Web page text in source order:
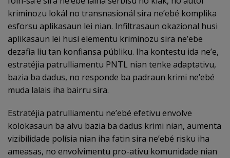
kriminozu lokál no transnasionál sira ne’ebé komplika
esforsu aplikasaun lei nian. Infiltrasaun okazional husi
aplikasaun lei husi elementu kriminozu sira ne’ebe
dezafia liu tan konfiansa públiku. Iha kontestu ida ne’e,
estratéjia patrulliamentu PNTL nian tenke adaptativu,
bazia ba dadus, no responde ba padraun krimi ne’ebé
muda lalais iha bairru sira.
Estratéjia patrulliamentu ne’ebé efetivu envolve
kolokasaun ba alvu bazia ba dadus krimi nian, aumenta
vizibilidade polísia nian iha fatin sira ne’ebé risku iha
ameasas, no envolvimentu pro-ativu komunidade nian